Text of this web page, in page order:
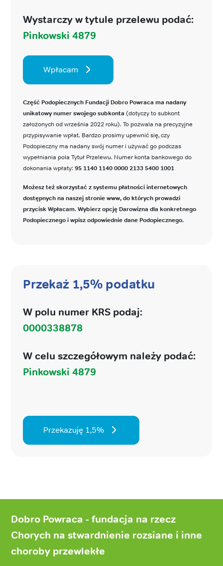
Wystarczy w tytule przelewu podać:
Pinkowski 4879
Wpłacam
Część Podopiecznych Fundacji Dobro Powraca ma nadany
unikatowy numer swojego subkonta (dotyczy to subkont
założonych od września 2022 roku). To pozwala na precyzyjne
przypisywanie wpłat. Bardzo prosimy upewnić się, czy
Podopieczny ma nadany swój numer i używać go podczas
wypełniania pola Tytuł Przelewu. Numer konta bankowego do
dokonania wpłaty: 95 1140 1140 0000 2133 5400 1001
Możesz też skorzystać z systemu płatności internetowych
dostępnych na naszej stronie www, do których prowadzi
przycisk Wpłacam. Wybierz opcję Darowizna dla konkretnego
Podopiecznego i wpisz odpowiednie dane Podopiecznego.
Przekaż 1,5% podatku
W polu numer KRS podaj:
0000338878
W celu szczegółowym należy podać:
Pinkowski 4879
Przekazuję 1,5%
stronyDobro Powraca - fundacja na rzecz
Chorych na stwardnienie rozsiane i inne
choroby przewlekłe